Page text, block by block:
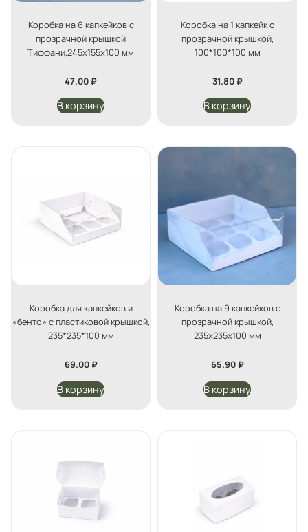
Коробка на 6 капкейков с
прозрачной крышкой
Тиффани,245х155х100 мм
47.00 ₽
В корзину
Коробка на 1 капкейк с
прозрачной крышкой,
100*100*100 мм
31.80 ₽
В корзину
Коробка для капкейков и
«бенто» с пластиковой крышкой,
235*235*100 мм
69.00 ₽
В корзину
Коробка на 9 капкейков с
прозрачной крышкой,
235х235х100 мм
65.90 ₽
В корзину